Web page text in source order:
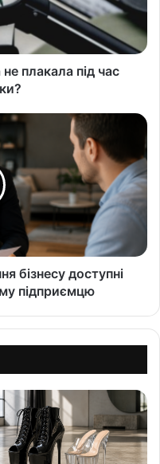
плакала під час
бізнесу доступні
підприємцю